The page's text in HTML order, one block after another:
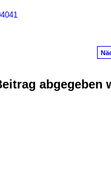
abgegeben